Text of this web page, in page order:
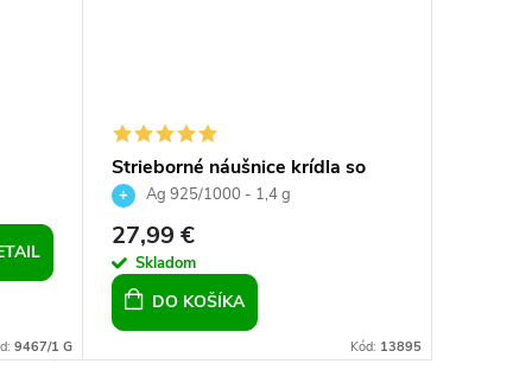
9467/1 G
Strieborné náušnice krídla so
Silver Night Crystals
Ag 925/1000 - 1,4 g
27,99 €
Skladom
DO KOŠÍKA
Kód: 13895